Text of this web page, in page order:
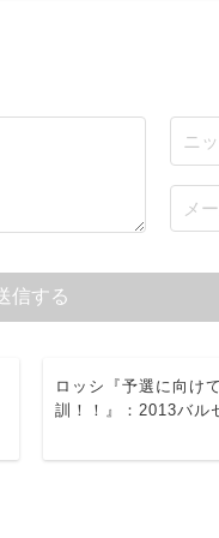
ロッシ『予選に向け
訓！！』：2013バル